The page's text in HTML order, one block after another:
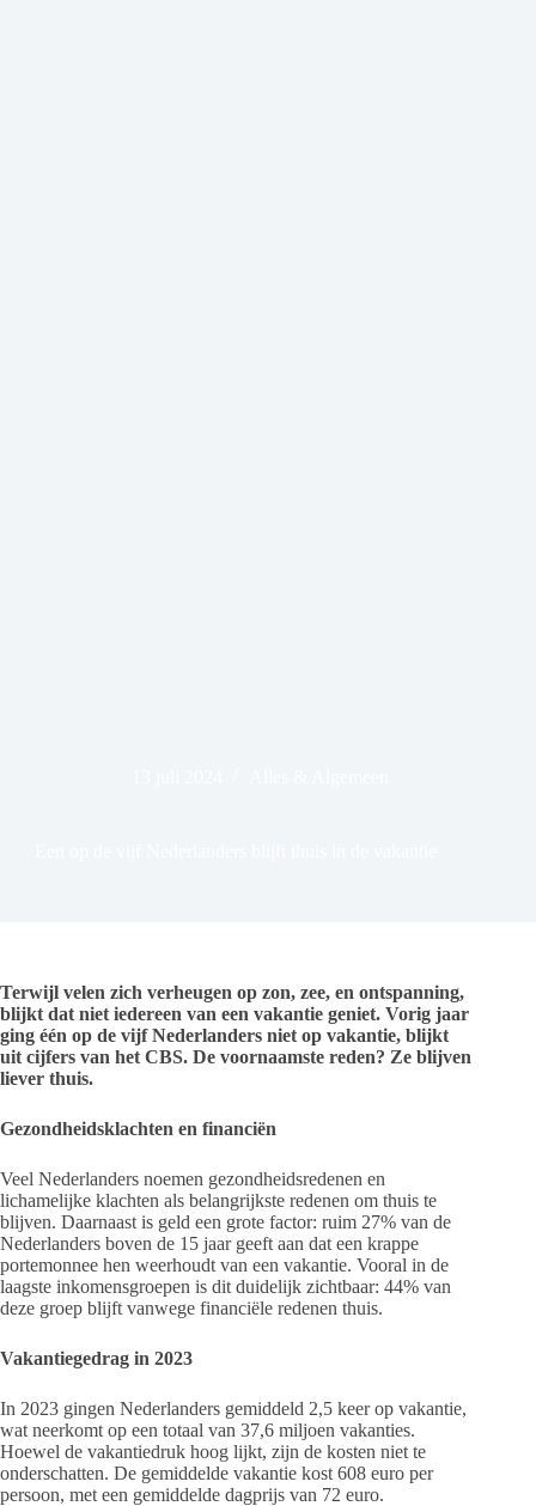
Terwijl velen zich verheugen op zon, zee, en ontspanning,
blijkt dat niet iedereen van een vakantie geniet. Vorig jaar
ging één op de vijf Nederlanders niet op vakantie, blijkt
uit cijfers van het CBS. De voornaamste reden? Ze blijven
liever thuis.
Gezondheidsklachten en financiën
Veel Nederlanders noemen gezondheidsredenen en
lichamelijke klachten als belangrijkste redenen om thuis te
blijven. Daarnaast is geld een grote factor: ruim 27% van de
Nederlanders boven de 15 jaar geeft aan dat een krappe
portemonnee hen weerhoudt van een vakantie. Vooral in de
laagste inkomensgroepen is dit duidelijk zichtbaar: 44% van
deze groep blijft vanwege financiële redenen thuis.
Vakantiegedrag in 2023
In 2023 gingen Nederlanders gemiddeld 2,5 keer op vakantie,
wat neerkomt op een totaal van 37,6 miljoen vakanties.
Hoewel de vakantiedruk hoog lijkt, zijn de kosten niet te
onderschatten. De gemiddelde vakantie kost 608 euro per
persoon, met een gemiddelde dagprijs van 72 euro.